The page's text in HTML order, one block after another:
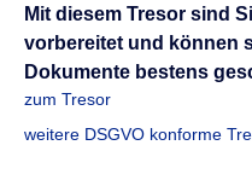
Mit diesem Tresor sind
vorbereitet und können
Dokumente bestens
zum Tresor
weitere DSGVO konforme